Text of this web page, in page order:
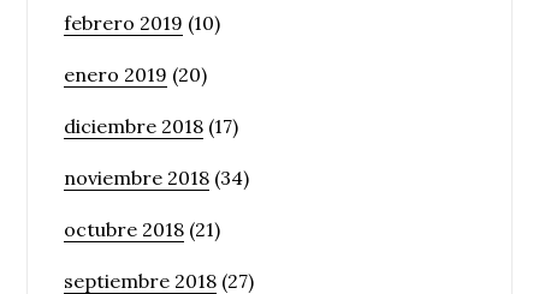
febrero 2019 (10)
enero 2019 (20)
diciembre 2018 (17)
noviembre 2018 (34)
octubre 2018 (21)
septiembre 2018 (27)